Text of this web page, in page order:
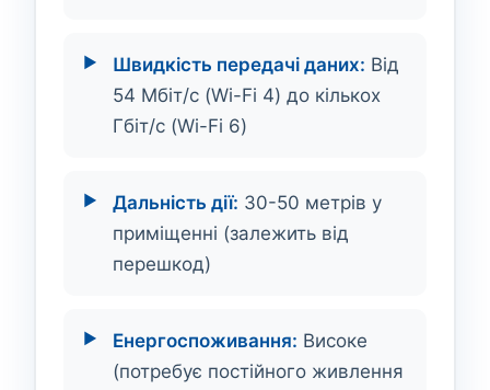
Швидкість передачі даних: Від
54 Мбіт/с (Wi-Fi 4) до кількох
Гбіт/с (Wi-Fi 6)
Дальність дії: 30-50 метрів у
приміщенні (залежить від
перешкод)
Енергоспоживання: Високе
(потребує постійного живлення